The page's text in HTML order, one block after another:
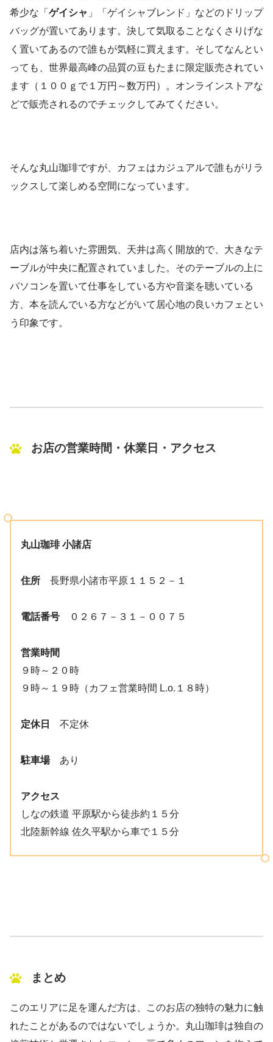
希少な「 ゲイシャ 」「ゲイシャブレンド」などのドリップ
バッグが置いてあります。決して気取ることなくさりげな
く置いてあるので誰もが気軽に買えます。そしてなんとい
っても、世界最高峰の品質の豆もたまに限定販売されてい
ます（１００ｇで１万円～数万円）。オンラインストアな
どで販売されるのでチェックしてみてください。
そんな丸山珈琲ですが、カフェはカジュアルで誰もがリラ
ックスして楽しめる空間になっています。
店内は落ち着いた雰囲気、天井は高く開放的で、大きなテ
ーブルが中央に配置されていました。そのテーブルの上に
パソコンを置いて仕事をしている方や音楽を聴いている
方、本を読んでいる方などがいて居心地の良いカフェとい
う印象です。
お店の営業時間・休業日・アクセス
丸山珈琲 小諸店
住所 長野県小諸市平原１１５２－１
電話番号 ０２６７－３１－００７５
営業時間
９時～２０時
９時～１９時（カフェ営業時間 L.o.１８時）
定休日 不定休
駐車場あり
アクセス
しなの鉄道 平原駅から徒歩約１５分
北陸新幹線 佐久平駅から車で１５分
まとめ
このエリアに足を運んだ方は、このお店の独特の魅力に触
れたことがあるのではないでしょうか。丸山珈琲は独自の